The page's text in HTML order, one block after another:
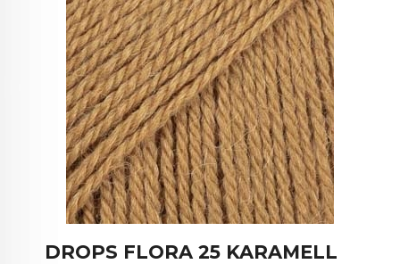
DROPS FLORA 25 KARAMELL